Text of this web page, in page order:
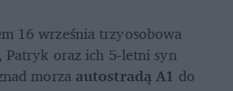
16 września trzyosobowa
oraz ich 5-letni syn
morza autostradą A1 do